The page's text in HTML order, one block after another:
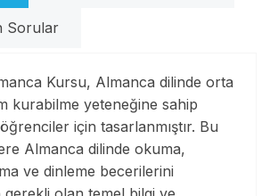
Sorular
Kursu, Almanca dilinde orta
kurabilme yeteneğine sahip
için tasarlanmıştır. Bu
Almanca dilinde okuma,
ve dinleme becerilerini